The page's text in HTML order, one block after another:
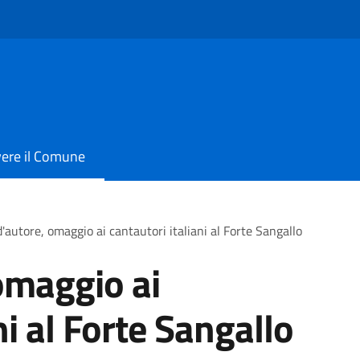
il Comune
omaggio ai cantautori italiani al Forte Sangallo
ai
al Forte Sangallo